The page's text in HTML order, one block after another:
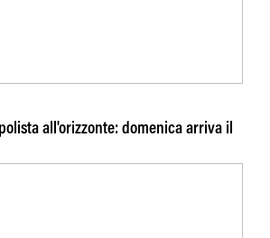
all'orizzonte: domenica arriva il